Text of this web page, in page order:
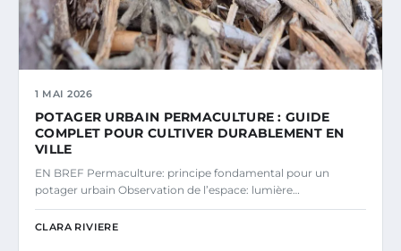
1 MAI 2026
POTAGER URBAIN PERMACULTURE : GUIDE
COMPLET POUR CULTIVER DURABLEMENT EN
VILLE
EN BREF Permaculture: principe fondamental pour un
potager urbain Observation de l’espace: lumière…
CLARA RIVIERE